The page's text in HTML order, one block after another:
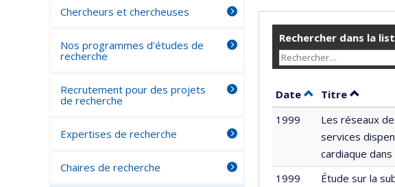
Rechercher dans la
Date Trier par date en
Titre Trier
1999
Les réseaux
services
cardiaque
1999
Étude sur la
Chercheurs et chercheuses
Nos programmes d'études de
recherche
Recrutement pour des projets
de recherche
Expertises de recherche
Chaires de recherche